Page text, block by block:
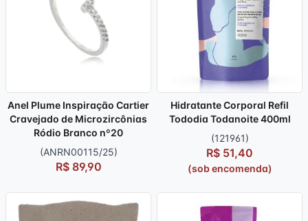
Anel Plume Inspiração Cartier
Cravejado de Microzircônias
Ródio Branco nº20
(ANRN00115/25)
R$ 89,90
Hidratante Corporal Refil
Tododia Todanoite 400ml
(121961)
R$ 51,40
(sob encomenda)